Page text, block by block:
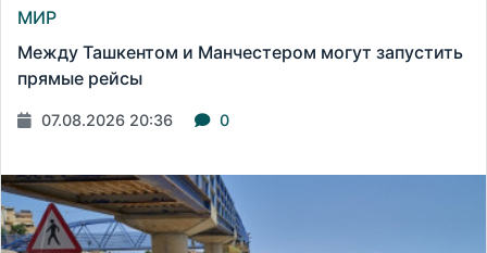
МИР
Между Ташкентом и Манчестером могут запустить
прямые рейсы
07.08.2026 20:36 0